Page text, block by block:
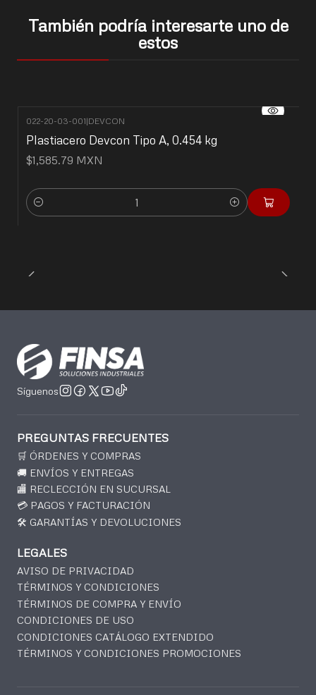
También podría interesarte uno de
estos
022-20-03-001|DEVCON
Plastiacero Devcon Tipo A, 0.454 kg
$1,585.79 MXN
Cantidad
Síguenos
PREGUNTAS FRECUENTES
🛒 ÓRDENES Y COMPRAS
🚚 ENVÍOS Y ENTREGAS
🏬 RECLECCIÓN EN SUCURSAL
💳 PAGOS Y FACTURACIÓN
🛠️ GARANTÍAS Y DEVOLUCIONES
LEGALES
AVISO DE PRIVACIDAD
TÉRMINOS Y CONDICIONES
TÉRMINOS DE COMPRA Y ENVÍO
CONDICIONES DE USO
CONDICIONES CATÁLOGO EXTENDIDO
TÉRMINOS Y CONDICIONES PROMOCIONES